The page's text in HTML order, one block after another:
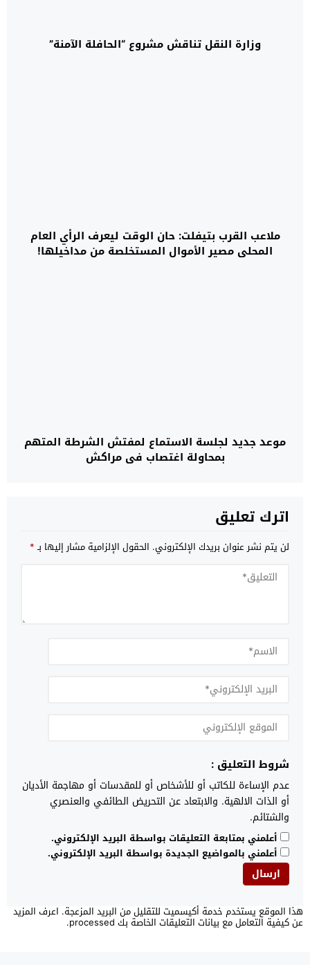
وزارة النقل تناقش مشروع “الحافلة الآمنة”
ملاعب القرب بتيفلت: حان الوقت ليعرف الرأي العام
المحلي مصير الأموال المستخلصة من مداخيلها!
موعد جديد لجلسة الاستماع لمفتش الشرطة المتهم
بمحاولة اغتصاب في مراكش
اترك تعليق
لن يتم نشر عنوان بريدك الإلكتروني. الحقول الإلزامية مشار إليها بـ*
شروط التعليق :
عدم الإساءة للكاتب أو للأشخاص أو للمقدسات أو مهاجمة الأديان
أو الذات الالهية. والابتعاد عن التحريض الطائفي والعنصري
والشتائم.
أعلمني بمتابعة التعليقات بواسطة البريد الإلكتروني.
أعلمني بالمواضيع الجديدة بواسطة البريد الإلكتروني.
هذا الموقع يستخدم خدمة أكيسميت للتقليل من البريد المزعجة. اعرف المزيد
عن كيفية التعامل مع بيانات التعليقات الخاصة بك processed .